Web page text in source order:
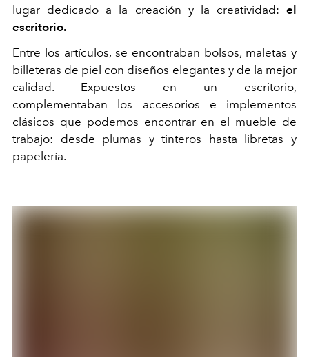
lugar dedicado a la creación y la creatividad: el
escritorio.
Entre los artículos, se encontraban bolsos, maletas y
billeteras de piel con diseños elegantes y de la mejor
calidad. Expuestos en un escritorio,
complementaban los accesorios e implementos
clásicos que podemos encontrar en el mueble de
trabajo: desde plumas y tinteros hasta libretas y
papelería.